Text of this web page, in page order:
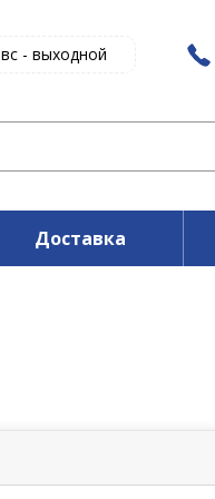
вс - выходной
Доставка